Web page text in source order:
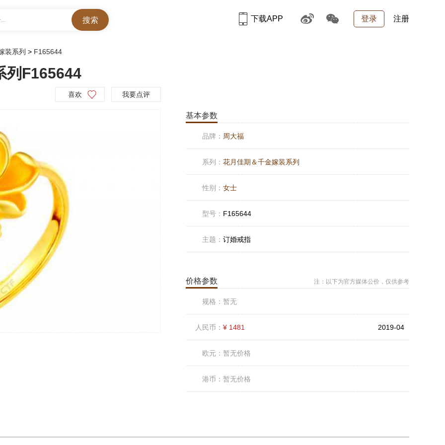
登录 注册
下载APP
装系列 > F165644
列F165644
喜欢 我要点评
基本参数
品牌： 周大福
系列： 花月佳期＆千金嫁装系列
性别： 女士
型号： F165644
主题： 订婚戒指
价格参数 注：以下为官方媒体公价，仅供参考
规格： 暂无
人民币： ¥ 1481 2019-04
欧元： 暂无价格
港币： 暂无价格